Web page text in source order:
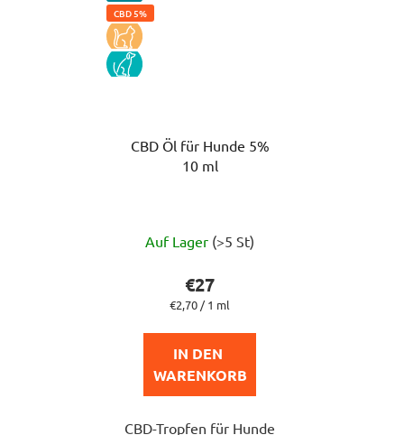
CBD 5%
KOCKA
PES
CBD Öl für Hunde 5%
10 ml
durchschnittliche
ist
von
5
Sternen.
Auf Lager (>5 St)
€27
Verkaufspreis:
€2,70 / 1 ml
IN DEN
WARENKORB
CBD-Tropfen für Hunde